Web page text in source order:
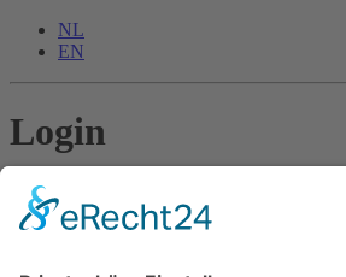
NL
EN
Login
Login